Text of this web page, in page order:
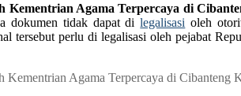
Agama Terpercaya di
dokumen tidak dapat dilegalisasi oleh
tersebut perlu di legalisasi oleh pejabat